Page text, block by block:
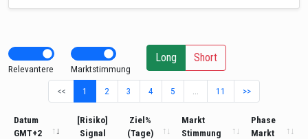
Relevantere Marktstimmung
Long Short
<< 1 2 3 4 5 11 >>
Datum
GMT+2
[Risiko]
Signal
Ziel%
(Tage)
Markt
Stimmung
Phase
Markt